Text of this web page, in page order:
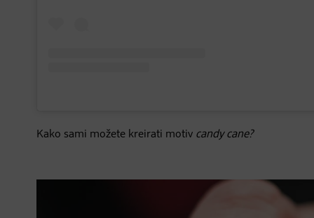
Kako sami možete kreirati motiv candy cane?